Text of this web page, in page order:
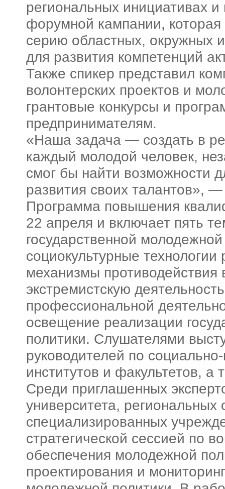
региональных инициативах и
форумной кампании, которая
серию областных, окружных
для развития компетенций
Также спикер представил
волонтерских проектов и
грантовые конкурсы и
предпринимателям.
«Наша задача — создать в
каждый молодой человек,
смог бы найти возможности
развития своих талантов», —
Программа повышения
22 апреля и включает пять
государственной
социокультурные
механизмы
экстремистскую
профессиональной
освещение реализации
политики. Слушателями
руководителей по
институтов и факультетов, а
Среди приглашенных
университета, региональных
специализированных
стратегической сессией по
обеспечения молодежной
проектирования и